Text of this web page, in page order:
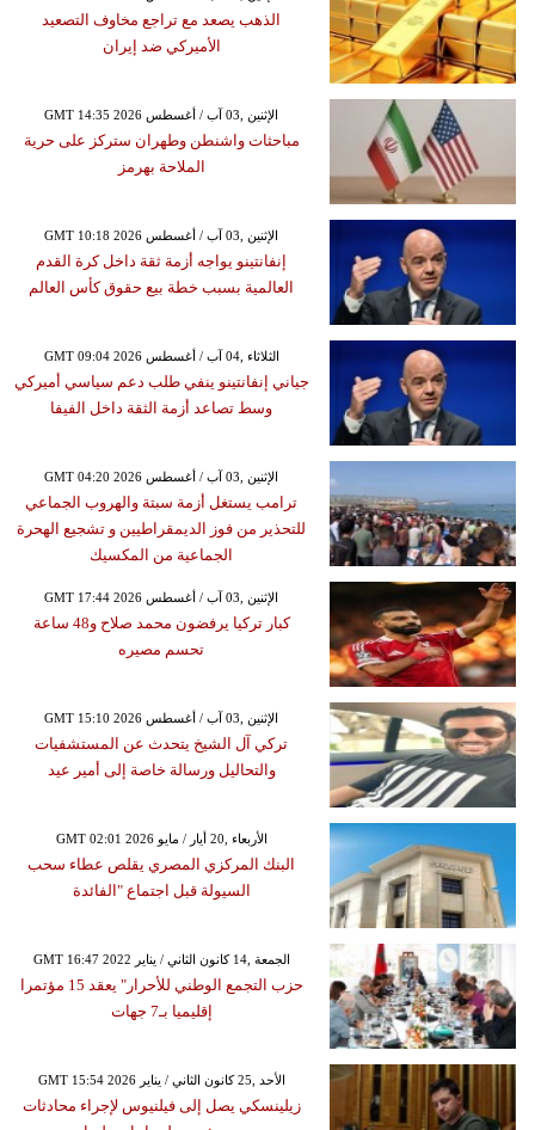
الذهب يصعد مع تراجع مخاوف التصعيد
الأميركي ضد إيران
GMT 14:35 2026 الإثنين ,03 آب / أغسطس
مباحثات واشنطن وطهران ستركز على حرية
الملاحة بهرمز
GMT 10:18 2026 الإثنين ,03 آب / أغسطس
إنفانتينو يواجه أزمة ثقة داخل كرة القدم
العالمية بسبب خطة بيع حقوق كأس العالم
GMT 09:04 2026 الثلاثاء ,04 آب / أغسطس
جياني إنفانتينو ينفي طلب دعم سياسي أميركي
وسط تصاعد أزمة الثقة داخل الفيفا
GMT 04:20 2026 الإثنين ,03 آب / أغسطس
ترامب يستغل أزمة سبتة والهروب الجماعي
للتحذير من فوز الديمقراطيين و تشجيع الهحرة
الجماعية من المكسيك
GMT 17:44 2026 الإثنين ,03 آب / أغسطس
كبار تركيا يرفضون محمد صلاح و48 ساعة
تحسم مصيره
GMT 15:10 2026 الإثنين ,03 آب / أغسطس
تركي آل الشيخ يتحدث عن المستشفيات
والتحاليل ورسالة خاصة إلى أمير عيد
GMT 02:01 2026 الأربعاء ,20 أيار / مايو
البنك المركزي المصري يقلص عطاء سحب
السيولة قبل اجتماع "الفائدة
GMT 16:47 2022 الجمعة ,14 كانون الثاني / يناير
حزب التجمع الوطني للأحرار" يعقد 15 مؤتمرا
إقليميا بـ7 جهات
GMT 15:54 2026 الأحد ,25 كانون الثاني / يناير
زيلينسكي يصل إلى فيلنيوس لإجراء محادثات